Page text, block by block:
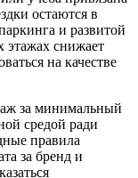
остаются в
и развитой
этажах снижает
на качестве
за минимальный
средой ради
правила
за бренд и